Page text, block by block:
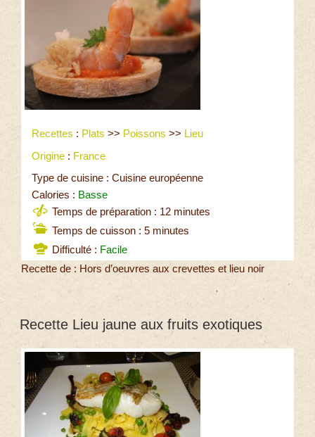
Recettes : Plats >> Poissons >> Lieu
Origine : France
Type de cuisine : Cuisine européenne
Calories : Basse
Temps de préparation : 12 minutes
Temps de cuisson : 5 minutes
Difficulté : Facile
Recette de : Hors d’oeuvres aux crevettes et lieu noir
Recette Lieu jaune aux fruits exotiques